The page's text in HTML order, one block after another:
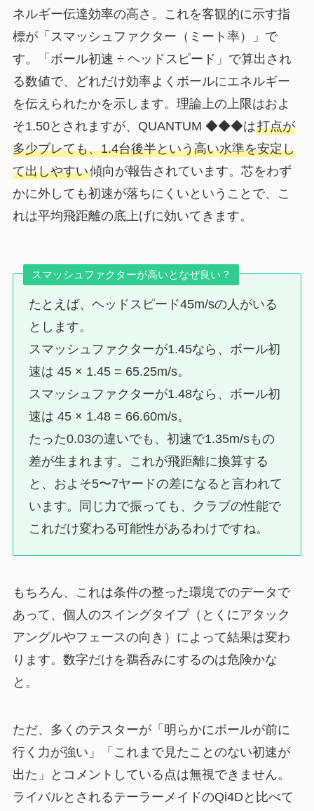
ネルギー伝達効率の高さ。これを客観的に示す指
標が「スマッシュファクター（ミート率）」で
す。「ボール初速 ÷ ヘッドスピード」で算出され
る数値で、どれだけ効率よくボールにエネルギー
を伝えられたかを示します。理論上の上限はおよ
そ1.50とされますが、QUANTUM ◆◆◆は打点が
多少ブレても、1.4台後半という高い水準を安定し
て出しやすい傾向が報告されています。芯をわず
かに外しても初速が落ちにくいということで、こ
れは平均飛距離の底上げに効いてきます。
スマッシュファクターが高いとなぜ良い？
たとえば、ヘッドスピード45m/sの人がいる
とします。
スマッシュファクターが1.45なら、ボール初
速は 45 × 1.45 = 65.25m/s。
スマッシュファクターが1.48なら、ボール初
速は 45 × 1.48 = 66.60m/s。
たった0.03の違いでも、初速で1.35m/sもの
差が生まれます。これが飛距離に換算する
と、およそ5〜7ヤードの差になると言われて
います。同じ力で振っても、クラブの性能で
これだけ変わる可能性があるわけですね。
もちろん、これは条件の整った環境でのデータで
あって、個人のスイングタイプ（とくにアタック
アングルやフェースの向き）によって結果は変わ
ります。数字だけを鵜呑みにするのは危険かな
と。
ただ、多くのテスターが「明らかにボールが前に
行く力が強い」「これまで見たことのない初速が
出た」とコメントしている点は無視できません。
ライバルとされるテーラーメイドのQi4Dと比べて